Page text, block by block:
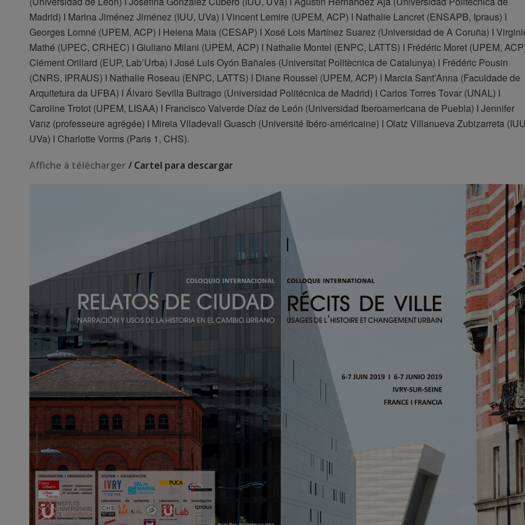
Madrid) I Marina Jiménez Jiménez (IUU, UVa) I Vincent Lemire (UPEM, ACP) I Nathalie Lancret (ENSAPB, Ipraus) I
Georges Lomné (UPEM, ACP) I Helena Maia (CESAP) I Xosé Lois Martínez Suarez (Universidad de A Coruña) I
Mathé (UPEC, CRHEC) I Giuliano Milani (UPEM, ACP) I Nathalie Montel (ENPC, LATTS) I Frédéric Moret (UPEM,
Clément Orillard (EUP, Lab’Urba) I José Luis Oyón Bañales (Universitat Politècnica de Catalunya) I Frédéric Pousin
(CNRS, IPRAUS) I Nathalie Roseau (ENPC, LATTS) I Diane Roussel (UPEM, ACP) I Marcia Sant’Anna (Faculdade de
Arquitetura da UFBA) I Álvaro Sevilla Buitrago (Universidad Politécnica de Madrid) I Carlos Torres Tovar (UNAL) I
Caroline Trotot (UPEM, LISAA) I Francisco Valverde Díaz de León (Universidad Iberoamericana de Puebla) I Jennifer
Vanz (professeure agrégée) I Mireia Viladevall Guasch (Université Ibéro-américaine) I Olatz Villanueva Zubizarreta
UVa) I Charlotte Vorms (Paris 1, CHS).
Affiche à télécharger / Cartel para descargar